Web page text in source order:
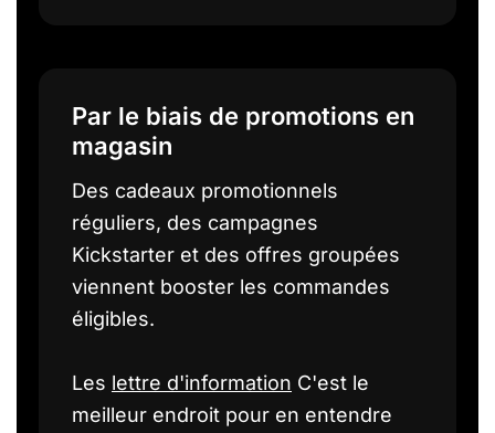
Par le biais de promotions en
magasin
Des cadeaux promotionnels
réguliers, des campagnes
Kickstarter et des offres groupées
viennent booster les commandes
éligibles.
Les lettre d'information C'est le
meilleur endroit pour en entendre